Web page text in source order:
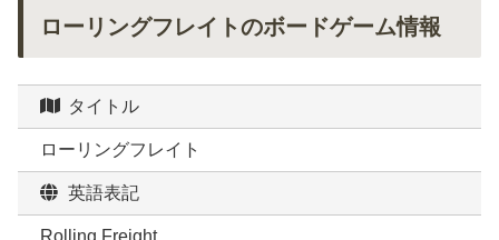
ローリングフレイトのボードゲーム情報
タイトル
ローリングフレイト
英語表記